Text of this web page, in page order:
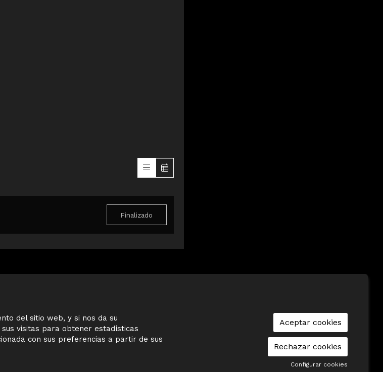
Finalizado
del sitio web, y si nos da su
visitas para obtener estadísticas
con sus preferencias a partir de sus
Aceptar cookies
Rechazar cookies
Configurar cookies